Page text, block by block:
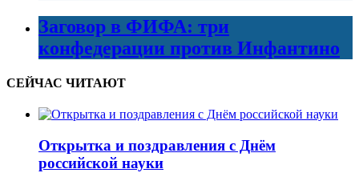
Заговор в ФИФА: три
конфедерации против Инфантино
СЕЙЧАС ЧИТАЮТ
Открытка и поздравления с Днём
российской науки